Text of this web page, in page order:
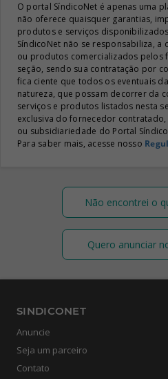
O portal SíndicoNet é apenas uma
não oferece quaisquer garantias,
produtos e serviços
SíndicoNet não se responsabiliza,
ou produtos comercializados pelos
seção, sendo sua contratação por
fica ciente que todos os eventuais
natureza, que possam decorrer da
serviços e produtos listados nesta
exclusiva do fornecedor
ou subsidiariedade do Portal
Para saber mais, acesse nosso
Não encontrei o
Quero anunciar
SINDICONET
Anuncie
Seja um parceiro
Contato